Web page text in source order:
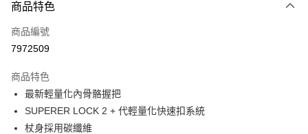
悠遊付
AFTEE先享後付
相關說明
AFTEE先享後付是「在收到商品之後才付款」的支付方式。 讓您購物簡單
便利好安心！
１．簡單：不需註冊會員、不需綁卡、不需儲值。
２．便利：只要手機號碼，簡訊認證，即可結帳。
３．安心：先確認商品／服務後，再付款。
運送方式
宅配
每筆NT$120，滿NT$888(含以上)免運費
商品特色
商品編號
7972509
商品特色
最新輕量化內骨骼握把
SUPERER LOCK 2 + 代輕量化快速扣系統
杖身採用碳纖維